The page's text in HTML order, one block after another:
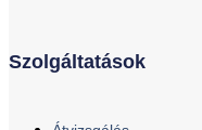
Szolgáltatások